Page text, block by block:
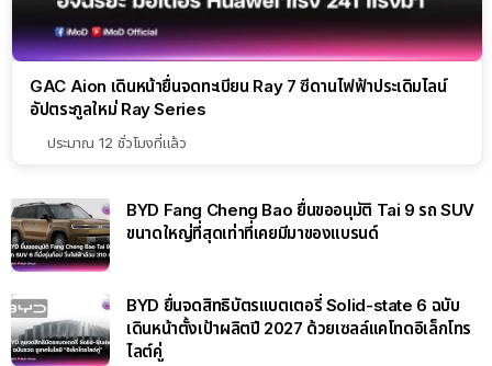
GAC Aion เดินหน้ายื่นจดทะเบียน Ray 7 ซีดานไฟฟ้าประเดิมไลน์
อัปตระกูลใหม่ Ray Series
ประมาณ 12 ชั่วโมงที่แล้ว
BYD Fang Cheng Bao ยื่นขออนุมัติ Tai 9 รถ SUV
ขนาดใหญ่ที่สุดเท่าที่เคยมีมาของแบรนด์
BYD ยื่นจดสิทธิบัตรแบตเตอรี่ Solid-state 6 ฉบับ
เดินหน้าตั้งเป้าผลิตปี 2027 ด้วยเซลล์แคโทดอิเล็กโทร
ไลต์คู่